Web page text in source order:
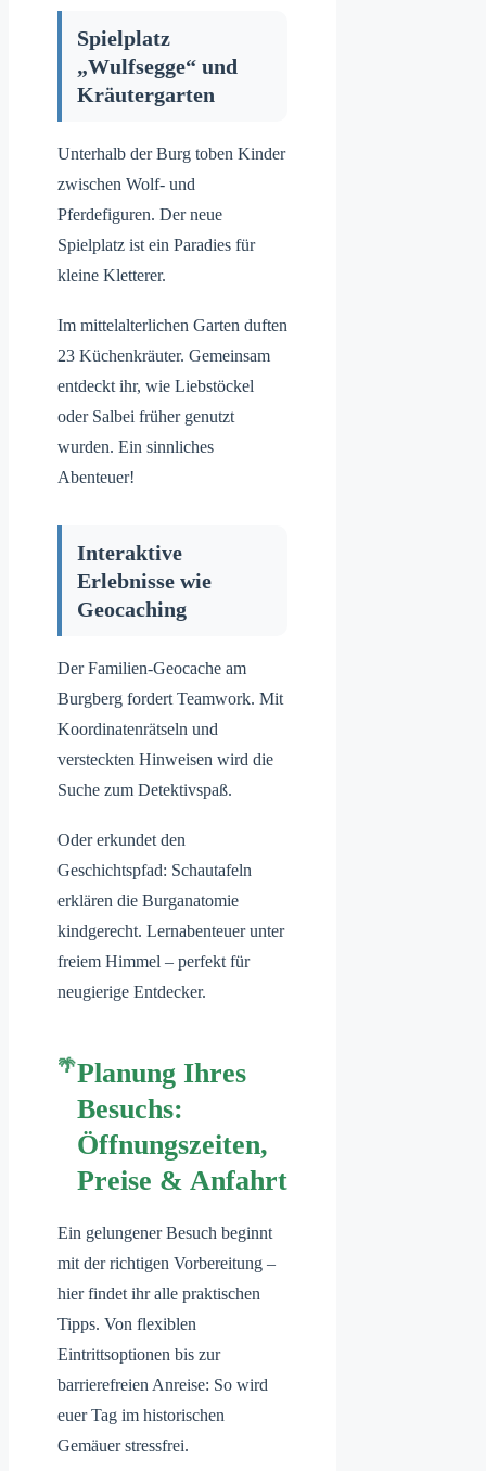
Spielplatz
„Wulfsegge“ und
Kräutergarten
Unterhalb der Burg toben Kinder
zwischen Wolf- und
Pferdefiguren. Der neue
Spielplatz ist ein Paradies für
kleine Kletterer.
Im mittelalterlichen Garten duften
23 Küchenkräuter. Gemeinsam
entdeckt ihr, wie Liebstöckel
oder Salbei früher genutzt
wurden. Ein sinnliches
Abenteuer!
Interaktive
Erlebnisse wie
Geocaching
Der Familien-Geocache am
Burgberg fordert Teamwork. Mit
Koordinatenrätseln und
versteckten Hinweisen wird die
Suche zum Detektivspaß.
Oder erkundet den
Geschichtspfad: Schautafeln
erklären die Burganatomie
kindgerecht. Lernabenteuer unter
freiem Himmel – perfekt für
neugierige Entdecker.
Planung Ihres
Besuchs:
Öffnungszeiten,
Preise & Anfahrt
Ein gelungener Besuch beginnt
mit der richtigen Vorbereitung –
hier findet ihr alle praktischen
Tipps. Von flexiblen
Eintrittsoptionen bis zur
barrierefreien Anreise: So wird
euer Tag im historischen
Gemäuer stressfrei.